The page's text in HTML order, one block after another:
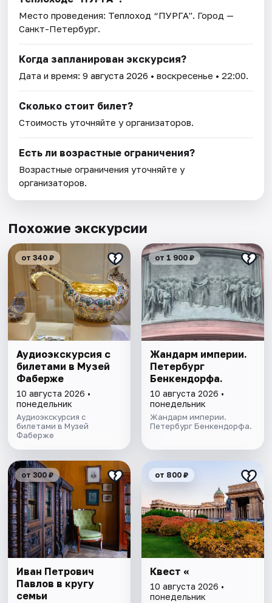
Место проведения: Теплоход “ПУРГА". Город —
Санкт-Петербург.
Когда запланирован экскурсия?
Дата и время:9 августа 2026 • воскресенье • 22:00.
Сколько стоит билет?
Стоимость уточняйте у организаторов.
Есть ли возрастные ограничения?
Возрастные ограничения уточняйте у
организаторов.
Похожие экскурсии
от 340 ₽
Аудиоэкскурсия с
билетами в Музей
Фаберже
10 августа 2026 •
понедельник
Аудиоэкскурсия с
билетами в Музей
Фаберже
от 1 900 ₽
Жандарм империи.
Петербург
Бенкендорфа.
10 августа 2026 •
понедельник
Жандарм империи.
Петербург Бенкендорфа.
от 300 ₽
Иван Петрович
Павлов в кругу
семьи
от 800 ₽
Квест «
10 августа 2026 •
понедельник